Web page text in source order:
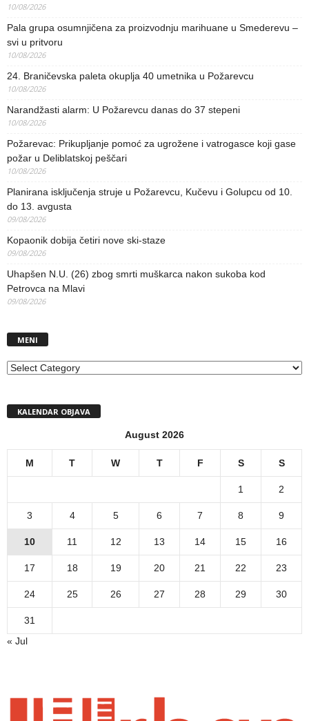
10/08/2026
Pala grupa osumnjičena za proizvodnju marihuane u Smederevu –
svi u pritvoru
10/08/2026
24. Braničevska paleta okuplja 40 umetnika u Požarevcu
10/08/2026
Narandžasti alarm: U Požarevcu danas do 37 stepeni
10/08/2026
Požarevac: Prikupljanje pomoć za ugrožene i vatrogasce koji gase
požar u Deliblatskoj peščari
10/08/2026
Planirana isključenja struje u Požarevcu, Kučevu i Golupcu od 10.
do 13. avgusta
09/08/2026
Kopaonik dobija četiri nove ski-staze
09/08/2026
Uhapšen N.U. (26) zbog smrti muškarca nakon sukoba kod
Petrovca na Mlavi
09/08/2026
MENI
MENI
KALENDAR OBJAVA
August 2026
M T W T F S S
1 2
3 4 5 6 7 8 9
10 11 12 13 14 15 16
17 18 19 20 21 22 23
24 25 26 27 28 29 30
31
« Jul